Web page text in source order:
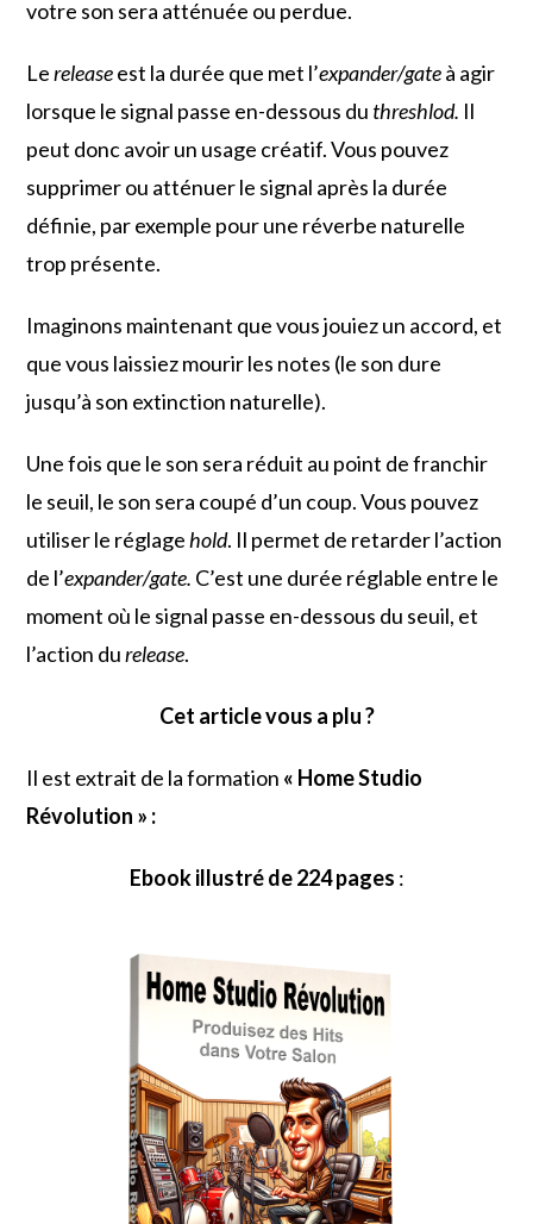
votre son sera atténuée ou perdue.
Lereleaseest la durée que met l’expander/gateà agir
lorsque le signal passe en-dessous du threshlod. Il
peut donc avoir un usage créatif. Vous pouvez
supprimer ou atténuer le signal après la durée
définie, par exemple pour une réverbe naturelle
trop présente.
Imaginons maintenant que vous jouiez un accord, et
que vous laissiez mourir les notes (le son dure
jusqu’à son extinction naturelle).
Une fois que le son sera réduit au point de franchir
le seuil, le son sera coupé d’un coup. Vous pouvez
utiliser le réglagehold. Il permet de retarder l’action
de l’expander/gate. C’est une durée réglable entre le
moment où le signal passe en-dessous du seuil, et
l’action durelease.
Cet article vous a plu ?
Il est extrait de la formation « Home Studio
Révolution » :
Ebook illustré de 224 pages :